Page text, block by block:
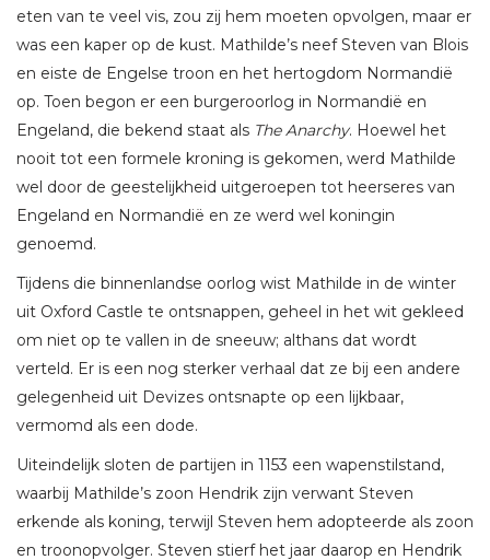
eten van te veel vis, zou zij hem moeten opvolgen, maar er
was een kaper op de kust. Mathilde’s neef Steven van Blois
en eiste de Engelse troon en het hertogdom Normandië
op. Toen begon er een burgeroorlog in Normandië en
Engeland, die bekend staat als The Anarchy. Hoewel het
nooit tot een formele kroning is gekomen, werd Mathilde
wel door de geestelijkheid uitgeroepen tot heerseres van
Engeland en Normandië en ze werd wel koningin
genoemd.
Tijdens die binnenlandse oorlog wist Mathilde in de winter
uit Oxford Castle te ontsnappen, geheel in het wit gekleed
om niet op te vallen in de sneeuw; althans dat wordt
verteld. Er is een nog sterker verhaal dat ze bij een andere
gelegenheid uit Devizes ontsnapte op een lijkbaar,
vermomd als een dode.
Uiteindelijk sloten de partijen in 1153 een wapenstilstand,
waarbij Mathilde’s zoon Hendrik zijn verwant Steven
erkende als koning, terwijl Steven hem adopteerde als zoon
en troonopvolger. Steven stierf het jaar daarop en Hendrik